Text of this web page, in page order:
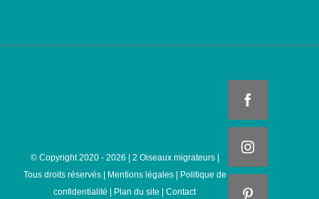
© Copyright 2020 - 2026 | 2 Oiseaux migrateurs |
Tous droits réservés | Mentions légales| Politique de
confidentialité | Plan du site | Contact
Facebook
Instagram